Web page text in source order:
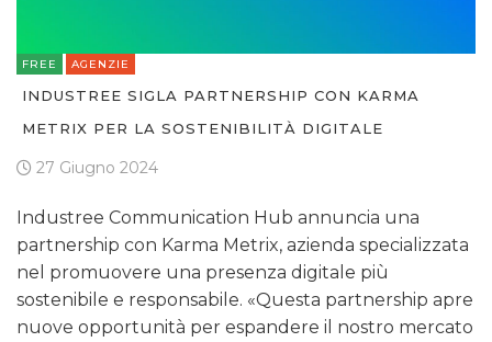
FREE AGENZIE
INDUSTREE SIGLA PARTNERSHIP CON KARMA
METRIX PER LA SOSTENIBILITÀ DIGITALE
27 Giugno 2024
Industree Communication Hub annuncia una
partnership con Karma Metrix, azienda specializzata
nel promuovere una presenza digitale più
sostenibile e responsabile. «Questa partnership apre
nuove opportunità per espandere il nostro mercato